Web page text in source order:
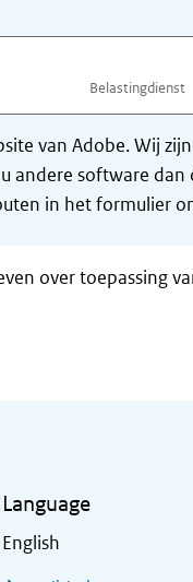
Belastingdienst
van Adobe. Wij
andere software dan
in het formulier
over toepassing
Language
English